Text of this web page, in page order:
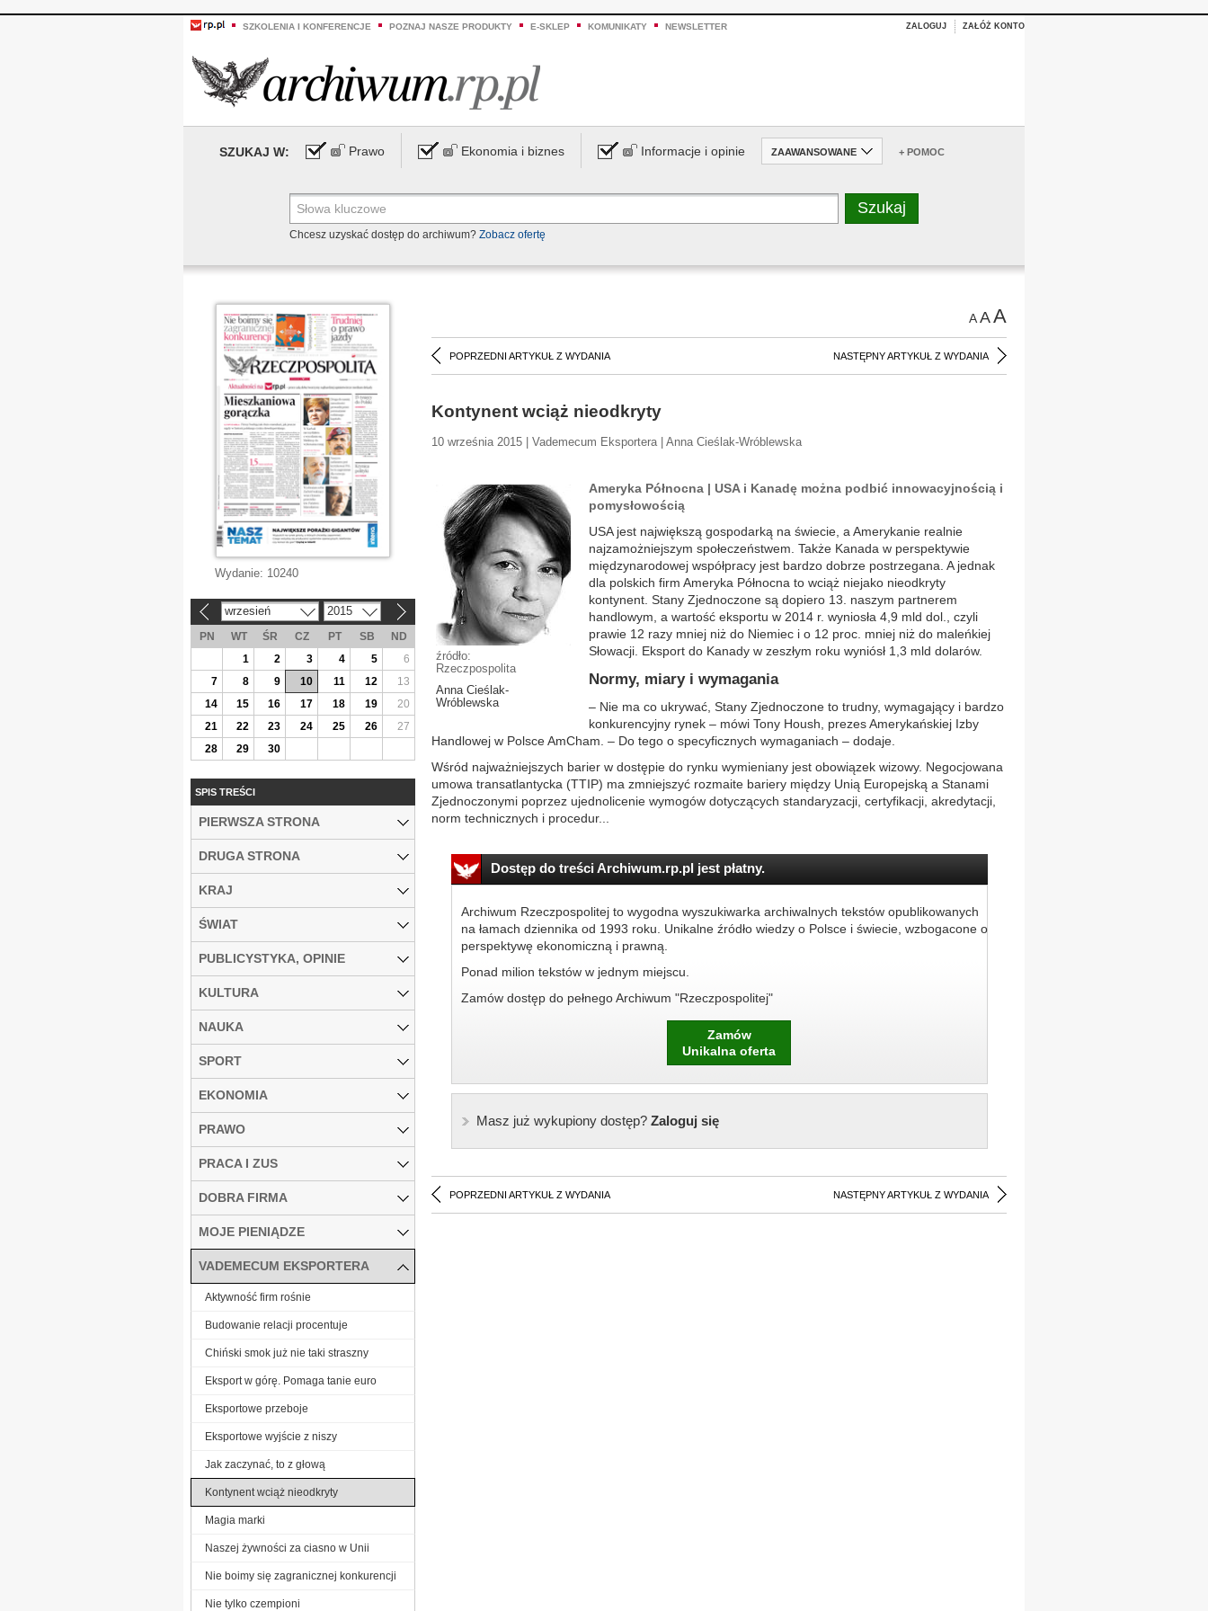
SZKOLENIA I KONFERENCJE POZNAJ NASZE PRODUKTY E-SKLEP KOMUNIKATY NEWSLETTER ZALOGUJ ZAŁÓŻ KONTO
SZUKAJ W: Prawo Ekonomia i biznes Informacje i opinie ZAAWANSOWANE + POMOC
Chcesz uzyskać dostęp do archiwum? Zobacz ofertę
AAA
POPRZEDNI ARTYKUŁ Z WYDANIA NASTĘPNY ARTYKUŁ Z WYDANIA
Kontynent wciąż nieodkryty
10 września 2015 | Vademecum Eksportera | Anna Cieślak-Wróblewska
źródło:
Rzeczpospolita
Anna Cieślak-
Wróblewska
Ameryka Północna | USA i Kanadę można podbić innowacyjnością i
pomysłowością
USA jest największą gospodarką na świecie, a Amerykanie realnie
najzamożniejszym społeczeństwem. Także Kanada w perspektywie
międzynarodowej współpracy jest bardzo dobrze postrzegana. A jednak
dla polskich firm Ameryka Północna to wciąż niejako nieodkryty
kontynent. Stany Zjednoczone są dopiero 13. naszym partnerem
handlowym, a wartość eksportu w 2014 r. wyniosła 4,9 mld dol., czyli
prawie 12 razy mniej niż do Niemiec i o 12 proc. mniej niż do maleńkiej
Słowacji. Eksport do Kanady w zeszłym roku wyniósł 1,3 mld dolarów.
Normy, miary i wymagania
– Nie ma co ukrywać, Stany Zjednoczone to trudny, wymagający i bardzo
konkurencyjny rynek – mówi Tony Housh, prezes Amerykańskiej Izby
Handlowej w Polsce AmCham. – Do tego o specyficznych wymaganiach – dodaje.
Wśród najważniejszych barier w dostępie do rynku wymieniany jest obowiązek wizowy. Negocjowana
umowa transatlantycka (TTIP) ma zmniejszyć rozmaite bariery między Unią Europejską a Stanami
Zjednoczonymi poprzez ujednolicenie wymogów dotyczących standaryzacji, certyfikacji, akredytacji,
norm technicznych i procedur...
Dostęp do treści Archiwum.rp.pl jest płatny.
Archiwum Rzeczpospolitej to wygodna wyszukiwarka archiwalnych tekstów opublikowanych
na łamach dziennika od 1993 roku. Unikalne źródło wiedzy o Polsce i świecie, wzbogacone o
perspektywę ekonomiczną i prawną.
Ponad milion tekstów w jednym miejscu.
Zamów dostęp do pełnego Archiwum "Rzeczpospolitej"
Zamów
Unikalna oferta
Masz już wykupiony dostęp?Zaloguj się
POPRZEDNI ARTYKUŁ Z WYDANIA NASTĘPNY ARTYKUŁ Z WYDANIA
Wydanie: 10240
wrzesień 2015
PN WT ŚR CZ PT SB
ND
1
2 3 4 5
6
7
8 9 10 11 12
13
14
15 16 17 18 19
20
21
22 23 24 25 26
27
28
29 30
SPIS TREŚCI
PIERWSZA STRONA
DRUGA STRONA
KRAJ
ŚWIAT
PUBLICYSTYKA, OPINIE
KULTURA
NAUKA
SPORT
EKONOMIA
PRAWO
PRACA I ZUS
DOBRA FIRMA
MOJE PIENIĄDZE
VADEMECUM EKSPORTERA
Aktywność firm rośnie
Budowanie relacji procentuje
Chiński smok już nie taki straszny
Eksport w górę. Pomaga tanie euro
Eksportowe przeboje
Eksportowe wyjście z niszy
Jak zaczynać, to z głową
Kontynent wciąż nieodkryty
Magia marki
Naszej żywności za ciasno w Unii
Nie boimy się zagranicznej konkurencji
Nie tylko czempioni